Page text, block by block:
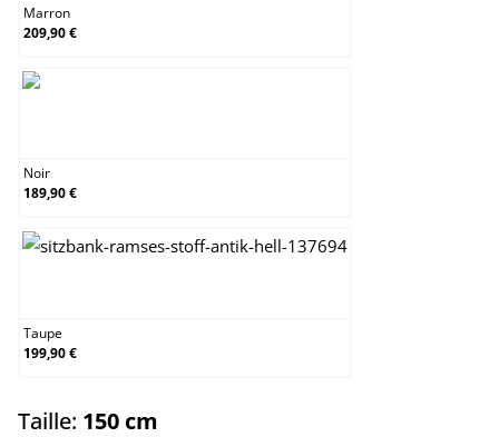
Marron
209,90 €
Noir
189,90 €
Taupe
199,90 €
Taille: 150 cm